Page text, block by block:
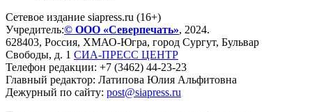
Сетевое издание siapress.ru (16+)
Учредитель:© ООО «Северпечать», 2024.
628403, Россия, ХМАО-Югра, город Сургут, Бульвар
Свободы, д. 1 СИА-ПРЕСС ЦЕНТР
Телефон редакции: +7 (3462) 44-23-23
Главный редактор: Латипова Юлия Альфитовна
Дежурный по сайту: post@siapress.ru